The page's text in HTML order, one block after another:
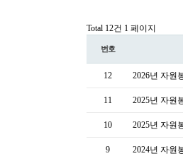
Total 12건 1 페이지
번호
12 2026년 자원
11 2025년 자원
10 2025년 자원
9 2024년 자원